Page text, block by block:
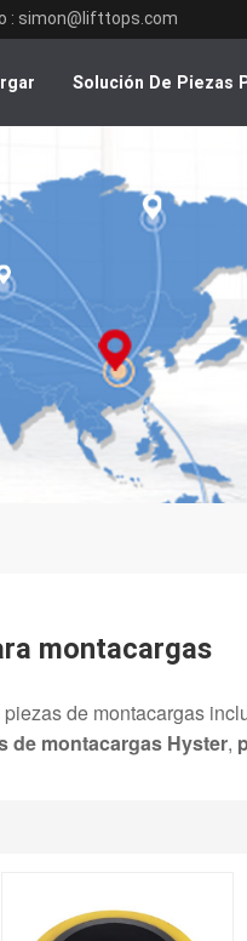
: simon@lifttops.com
Solución De Piezas
montacargas
de montacargas
de montacargas Hyster,